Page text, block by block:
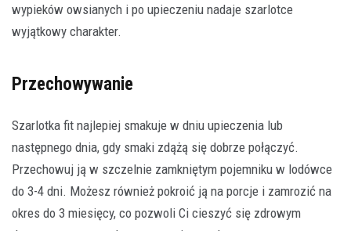
wypieków owsianych i po upieczeniu nadaje szarlotce
wyjątkowy charakter.
Przechowywanie
Szarlotka fit najlepiej smakuje w dniu upieczenia lub
następnego dnia, gdy smaki zdążą się dobrze połączyć.
Przechowuj ją w szczelnie zamkniętym pojemniku w lodówce
do 3-4 dni. Możesz również pokroić ją na porcje i zamrozić na
okres do 3 miesięcy, co pozwoli Ci cieszyć się zdrowym